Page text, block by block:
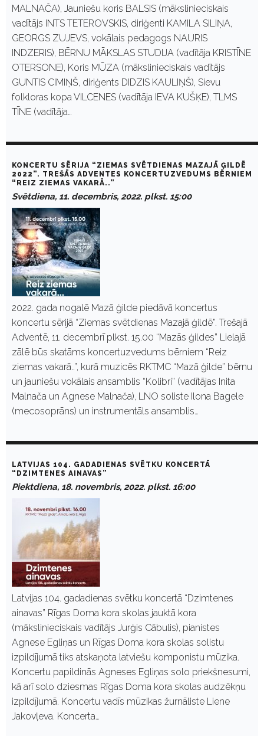
MALNAČA), Jauniešu koris BALSIS (mākslinieciskais
vadītājs INTS TETEROVSKIS, diriģenti KAMILA SILIŅA,
GEORGS ZUJEVS, vokālais pedagogs NAURIS
INDZERIS), BĒRNU MĀKSLAS STUDIJA (vadītāja KRISTĪNE
OTERSONE), Koris MŪZA (mākslinieciskais vadītājs
GUNTIS CIMIŅŠ, diriģents DIDZIS KAULIŅŠ), Sievu
folkloras kopa VILCENES (vadītāja IEVA KUŠĶE), TLMS
TĪNE (vadītāja…
KONCERTU SĒRIJA “ZIEMAS SVĒTDIENAS MAZAJĀ ĢILDĒ
2022”. TREŠĀS ADVENTES KONCERTUZVEDUMS BĒRNIEM
“REIZ ZIEMAS VAKARĀ..”
Svētdiena, 11. decembris, 2022. plkst. 15:00
2022. gada nogalē Mazā ģilde piedāvā koncertus
koncertu sērijā “Ziemas svētdienas Mazajā ģildē”. Trešajā
Adventē, 11. decembrī plkst. 15.00 “Mazās ģildes” Lielajā
zālē būs skatāms koncertuzvedums bērniem “Reiz
ziemas vakarā..”, kurā muzicēs RKTMC “Mazā ģilde” bērnu
un jauniešu vokālais ansamblis “Kolibri” (vadītājas Inita
Malnača un Agnese Malnača), LNO soliste Ilona Bagele
(mecosoprāns) un instrumentāls ansamblis…
LATVIJAS 104. GADADIENAS SVĒTKU KONCERTĀ
“DZIMTENES AINAVAS”
Piektdiena, 18. novembris, 2022. plkst. 16:00
Latvijas 104. gadadienas svētku koncertā “Dzimtenes
ainavas” Rīgas Doma kora skolas jauktā kora
(mākslinieciskais vadītājs Jurģis Cābulis), pianistes
Agnese Egliņas un Rīgas Doma kora skolas solistu
izpildījumā tiks atskaņota latviešu komponistu mūzika.
Koncertu papildinās Agneses Egliņas solo priekšnesumi,
kā arī solo dziesmas Rīgas Doma kora skolas audzēkņu
izpildījumā. Koncertu vadīs mūzikas žurnāliste Liene
Jakovļeva. Koncerta…